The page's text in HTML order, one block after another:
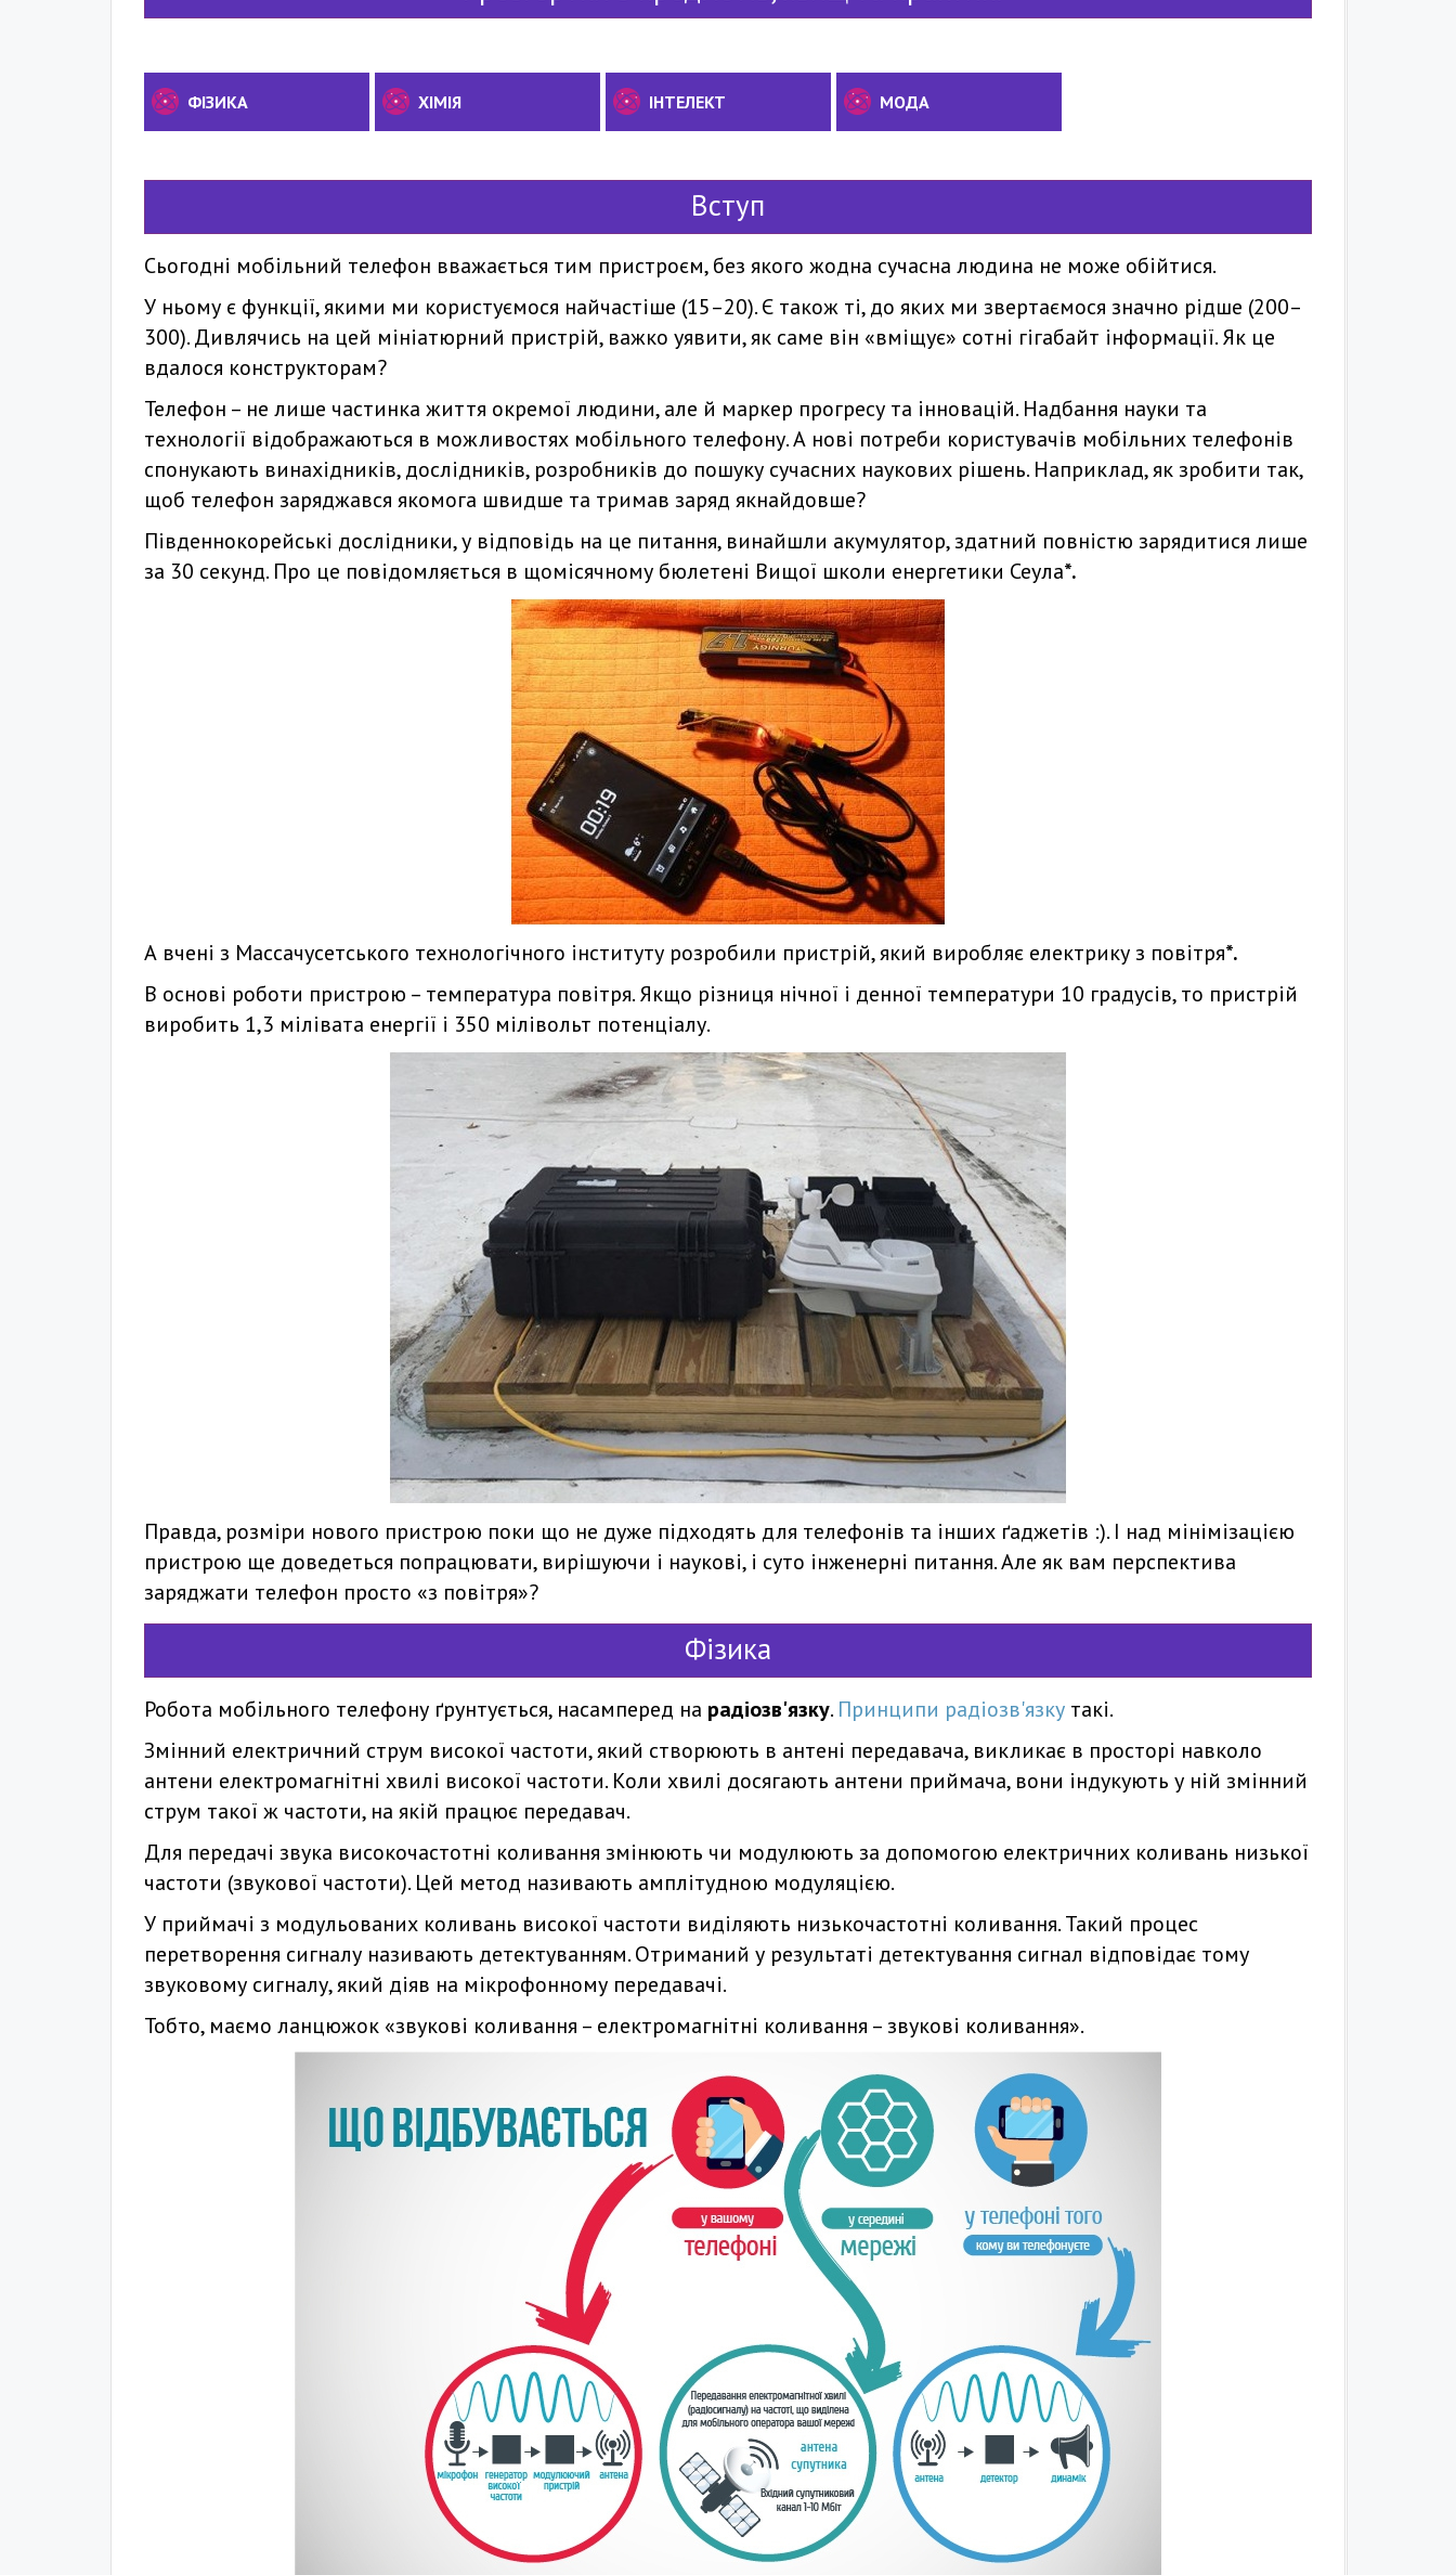
ФІЗИКА ХІМІЯ ІНТЕЛЕКТ МОДА
Вступ
Сьогодні мобільний телефон вважається тим пристроєм, без якого жодна сучасна людина не може обійтися.
У ньому є функції, якими ми користуємося найчастіше (15–20). Є також ті, до яких ми звертаємося значно рідше (200–
300). Дивлячись на цей мініатюрний пристрій, важко уявити, як саме він «вміщує» сотні гігабайт інформації. Як це
вдалося конструкторам?
Телефон – не лише частинка життя окремої людини, але й маркер прогресу та інновацій. Надбання науки та
технології відображаються в можливостях мобільного телефону. А нові потреби користувачів мобільних телефонів
спонукають винахідників, дослідників, розробників до пошуку сучасних наукових рішень. Наприклад, як зробити так,
щоб телефон заряджався якомога швидше та тримав заряд якнайдовше?
Південнокорейські дослідники, у відповідь на це питання, винайшли акумулятор, здатний повністю зарядитися лише
за 30 секунд. Про це повідомляється в щомісячному бюлетені Вищої школи енергетики Сеула*.
А вчені з Массачусетського технологічного інституту розробили пристрій, який виробляє електрику з повітря*.
В основі роботи пристрою – температура повітря. Якщо різниця нічної і денної температури 10 градусів, то пристрій
виробить 1,3 мілівата енергії і 350 мілівольт потенціалу.
Правда, розміри нового пристрою поки що не дуже підходять для телефонів та інших ґаджетів :). І над мінімізацією
пристрою ще доведеться попрацювати, вирішуючи і наукові, і суто інженерні питання. Але як вам перспектива
заряджати телефон просто «з повітря»?
Фізика
Робота мобільного телефону ґрунтується, насамперед на радіозв'язку. Принципи радіозв'язку такі.
Змінний електричний струм високої частоти, який створюють в антені передавача, викликає в просторі навколо
антени електромагнітні хвилі високої частоти. Коли хвилі досягають антени приймача, вони індукують у ній змінний
струм такої ж частоти, на якій працює передавач.
Для передачі звука високочастотні коливання змінюють чи модулюють за допомогою електричних коливань низької
частоти (звукової частоти). Цей метод називають амплітудною модуляцією.
У приймачі з модульованих коливань високої частоти виділяють низькочастотні коливання. Такий процес
перетворення сигналу називають детектуванням. Отриманий у результаті детектування сигнал відповідає тому
звуковому сигналу, який діяв на мікрофонному передавачі.
Тобто, маємо ланцюжок «звукові коливання – електромагнітні коливання – звукові коливання».